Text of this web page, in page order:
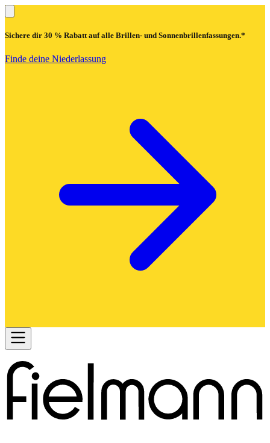
Sichere dir 30 % Rabattauf alle Brillen- und Sonnenbrillenfassungen.*
Finde deine Niederlassung